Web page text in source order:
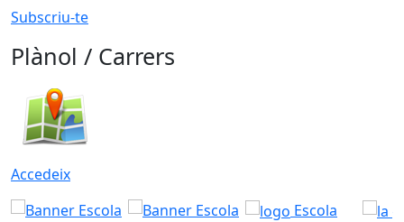
Subscriu-te
Plànol / Carrers
Accedeix
Escola